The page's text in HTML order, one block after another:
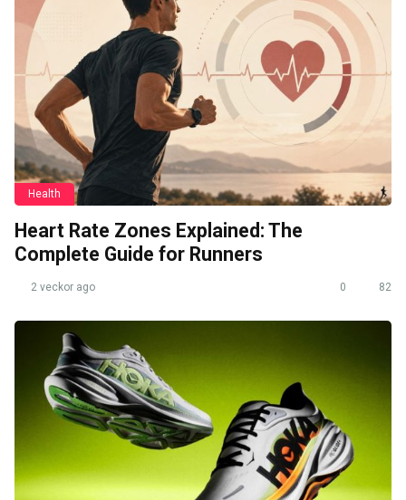
Health
Heart Rate Zones Explained: The
Complete Guide for Runners
2 veckor ago 0 82